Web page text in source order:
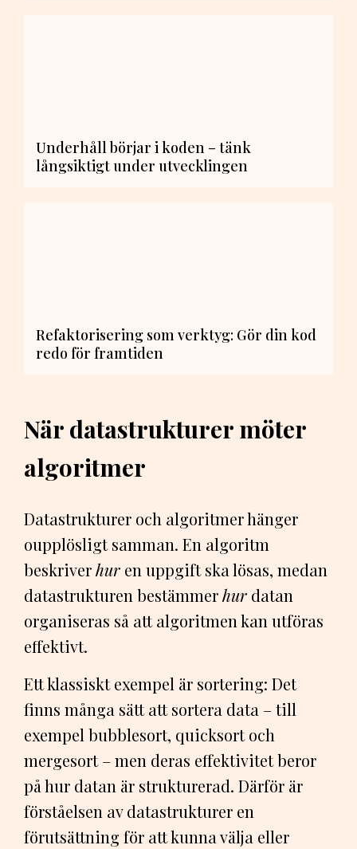
Underhåll börjar i koden – tänk
långsiktigt under utvecklingen
Refaktorisering som verktyg: Gör din kod
redo för framtiden
När datastrukturer möter
algoritmer
Datastrukturer och algoritmer hänger
oupplösligt samman. En algoritm
beskriverhur en uppgift ska lösas, medan
datastrukturen bestämmerhur datan
organiseras så att algoritmen kan utföras
effektivt.
Ett klassiskt exempel är sortering: Det
finns många sätt att sortera data – till
exempel bubblesort, quicksort och
mergesort – men deras effektivitet beror
på hur datan är strukturerad. Därför är
förståelsen av datastrukturer en
förutsättning för att kunna välja eller